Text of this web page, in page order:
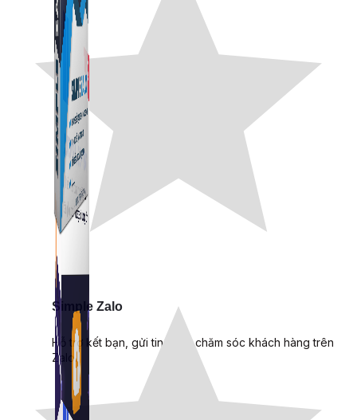
Simple Zalo
Hỗ trợ kết bạn, gửi tin nhắn chăm sóc khách hàng trên
Zalo.